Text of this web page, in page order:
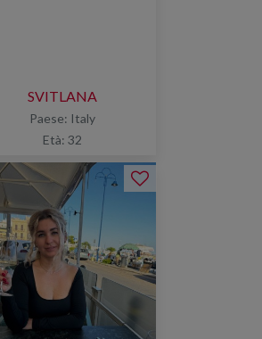
SVITLANA
Paese: Italy
Età: 32